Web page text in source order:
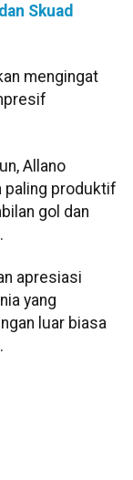
Skuad
mengingat
Allano
paling produktif
gol dan
apresiasi
yang
luar biasa